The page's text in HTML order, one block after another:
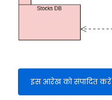
इस आरेख को संपादित करें